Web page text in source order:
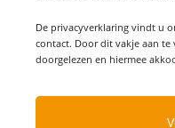
De privacyverklaring vindt u
contact. Door dit vakje aan
doorgelezen en hiermee